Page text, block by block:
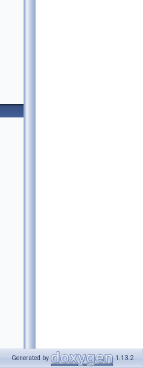
Generated by 1.13.2